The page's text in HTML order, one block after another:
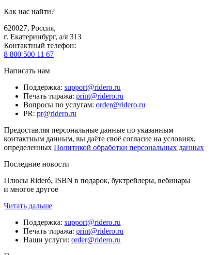
Как нас найти?
620027, Россия,
г. Екатеринбург, а/я 313
Контактный телефон:
8 800 500 11 67
Написать нам
Поддержка: support@ridero.ru
Печать тиража: print@ridero.ru
Вопросы по услугам: order@ridero.ru
PR: pr@ridero.ru
Предоставляя персональные данные по указанным
контактным данным, вы даёте своё согласие на условиях,
определенных Политикой обработки персональных данных
Последние новости
Плюсы Rideró, ISBN в подарок, буктрейлеры, вебинары
и многое другое
Читать дальше
Поддержка: support@ridero.ru
Печать тиража: print@ridero.ru
Наши услуги: order@ridero.ru